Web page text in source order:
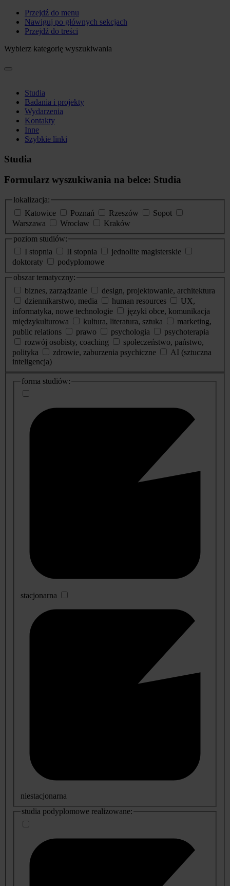
Przejdź do menu
Nawiguj po głównych sekcjach
Przejdź do treści
Wybierz kategorię wyszukiwania
Studia
Badania i projekty
Wydarzenia
Kontakty
Inne
Szybkie linki
Studia
Formularz wyszukiwania na belce: Studia
lokalizacja:
Katowice
Poznań Rzeszów
Sopot
Warszawa
Wrocław
Kraków
poziom studiów:
I stopnia
II stopnia
jednolite magisterskie
doktoraty
podyplomowe
obszar tematyczny:
biznes, zarządzanie
design, projektowanie, architektura
dziennikarstwo, media
human resources
UX,
informatyka, nowe technologie
języki obce, komunikacja
międzykulturowa
kultura, literatura, sztuka
marketing,
public relations
prawo psychologia
psychoterapia
rozwój osobisty, coaching
społeczeństwo, państwo,
polityka
zdrowie, zaburzenia psychiczne
AI (sztuczna
inteligencja)
dodatkowe
informacje
forma studiów:
stacjonarna
niestacjonarna
studia podyplomowe realizowane: